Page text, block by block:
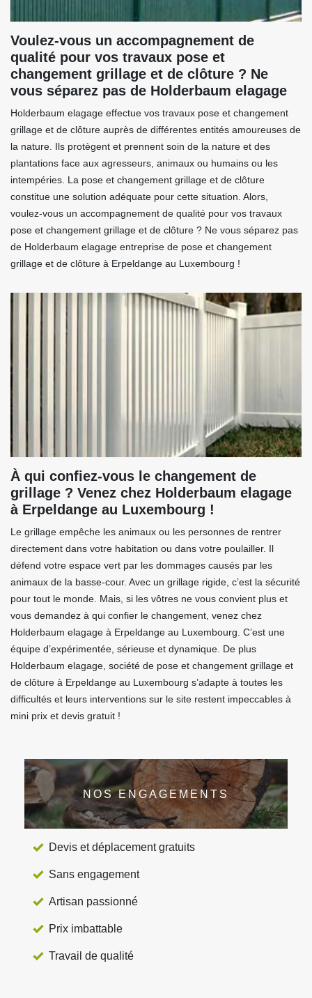
Voulez-vous un accompagnement de
qualité pour vos travaux pose et
changement grillage et de clôture ? Ne
vous séparez pas de Holderbaum elagage
Holderbaum elagage effectue vos travaux pose et changement
grillage et de clôture auprès de différentes entités amoureuses de
la nature. Ils protègent et prennent soin de la nature et des
plantations face aux agresseurs, animaux ou humains ou les
intempéries. La pose et changement grillage et de clôture
constitue une solution adéquate pour cette situation. Alors,
voulez-vous un accompagnement de qualité pour vos travaux
pose et changement grillage et de clôture ? Ne vous séparez pas
de Holderbaum elagage entreprise de pose et changement
grillage et de clôture à Erpeldange au Luxembourg !
À qui confiez-vous le changement de
grillage ? Venez chez Holderbaum elagage
à Erpeldange au Luxembourg !
Le grillage empêche les animaux ou les personnes de rentrer
directement dans votre habitation ou dans votre poulailler. Il
défend votre espace vert par les dommages causés par les
animaux de la basse-cour. Avec un grillage rigide, c’est la sécurité
pour tout le monde. Mais, si les vôtres ne vous convient plus et
vous demandez à qui confier le changement, venez chez
Holderbaum elagage à Erpeldange au Luxembourg. C’est une
équipe d’expérimentée, sérieuse et dynamique. De plus
Holderbaum elagage, société de pose et changement grillage et
de clôture à Erpeldange au Luxembourg s’adapte à toutes les
difficultés et leurs interventions sur le site restent impeccables à
mini prix et devis gratuit !
NOS ENGAGEMENTS
Devis et déplacement gratuits
Sans engagement
Artisan passionné
Prix imbattable
Travail de qualité